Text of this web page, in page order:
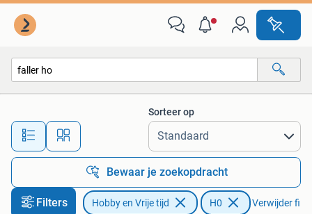
Alle afstanden…
Sorteer op
Bewaar je zoekopdracht
Filters Hobby en Vrije tijd H0 Verwijder